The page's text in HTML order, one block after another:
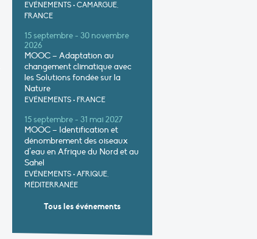
EVÉNEMENTS • CAMARGUE,
FRANCE
15 septembre - 30 novembre
2026
MOOC – Adaptation au
changement climatique avec
les Solutions fondée sur la
Nature
EVÉNEMENTS • FRANCE
15 septembre - 31 mai 2027
MOOC – Identification et
dénombrement des oiseaux
d’eau en Afrique du Nord et au
Sahel
EVÉNEMENTS • AFRIQUE,
MÉDITERRANÉE
Tous les événements